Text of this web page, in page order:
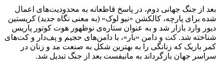
بعد از جنگ جهانی دوم، در پاسخ قاطعانه به محدودیت‌های اعمال
شده برای پارچه، کالکشن «نیو لوک» (به معنی نگاه جدید) کریستین
دیور وارد بازار شد و به عنوان ستاره‌ی نوظهور هوت کوتور پاریس
شناخته شد. کت و دامن «بار»، با دامن‌های حجیم و پف‌دار و کت‌های
کمر باریک که زنانگی را به بهترین شکل به صنعت مد و زنان در
سراسر جهان بازگرداند به مانیفست بعد از جنگ تبدیل شد.